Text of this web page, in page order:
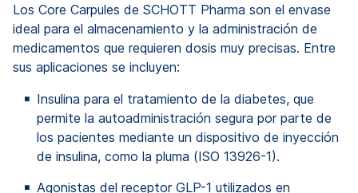
Los Core Carpules de SCHOTT Pharma son el envase
ideal para el almacenamiento y la administración de
medicamentos que requieren dosis muy precisas. Entre
sus aplicaciones se incluyen:
Insulina para el tratamiento de la diabetes, que
permite la autoadministración segura por parte de
los pacientes mediante un dispositivo de inyección
de insulina, como la pluma (ISO 13926-1).
Agonistas del receptor GLP-1 utilizados en